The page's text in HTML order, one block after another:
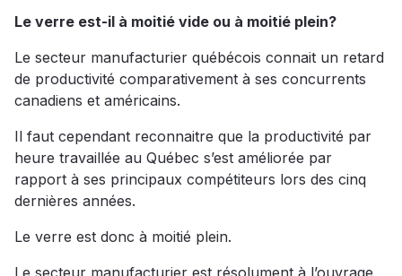
Le verre est-il à moitié vide ou à moitié plein?
Le secteur manufacturier québécois connait un retard
de productivité comparativement à ses concurrents
canadiens et américains.
Il faut cependant reconnaitre que la productivité par
heure travaillée au Québec s’est améliorée par
rapport à ses principaux compétiteurs lors des cinq
dernières années.
Le verre est donc à moitié plein.